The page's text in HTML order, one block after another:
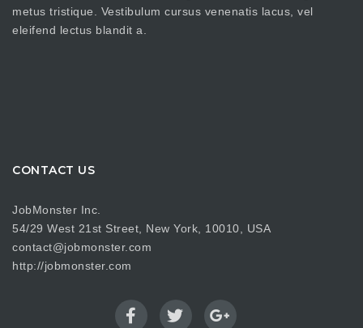
metus tristique. Vestibulum cursus venenatis lacus, vel
eleifend lectus blandit a.
CONTACT US
JobMonster Inc.
54/29 West 21st Street, New York, 10010, USA
contact@jobmonster.com
http://jobmonster.com